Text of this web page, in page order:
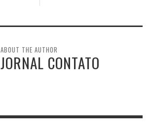
ABOUT THE AUTHOR
JORNAL CONTATO